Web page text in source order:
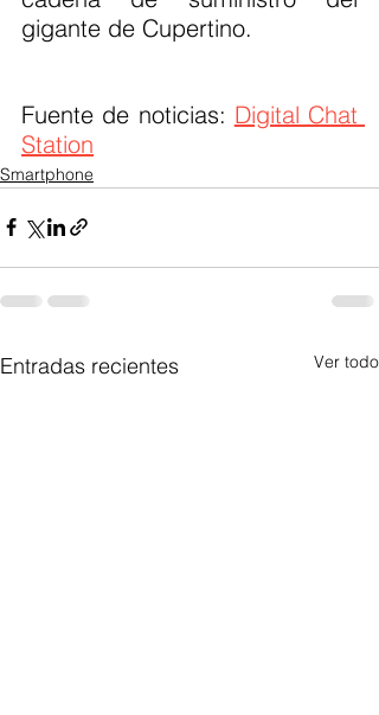
gigante de Cupertino.
Fuente de noticias: Digital Chat
Station
Smartphone
Entradas recientes Ver todo